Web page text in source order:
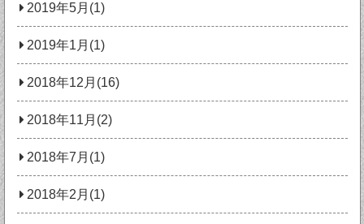
2019年5月(1)
2019年1月(1)
2018年12月(16)
2018年11月(2)
2018年7月(1)
2018年2月(1)